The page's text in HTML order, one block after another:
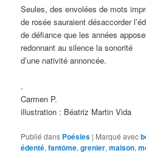
Seules, des envolées de mots
de rosée sauraient désaccorder
de défiance que les années
redonnant au silence la sonorité
d’une nativité annoncée.
.
Carmen P.
illustration : Béatriz Martin Vida
Publié dans Poésies | Marqué avec
édenté,fantôme,grenier,maison,